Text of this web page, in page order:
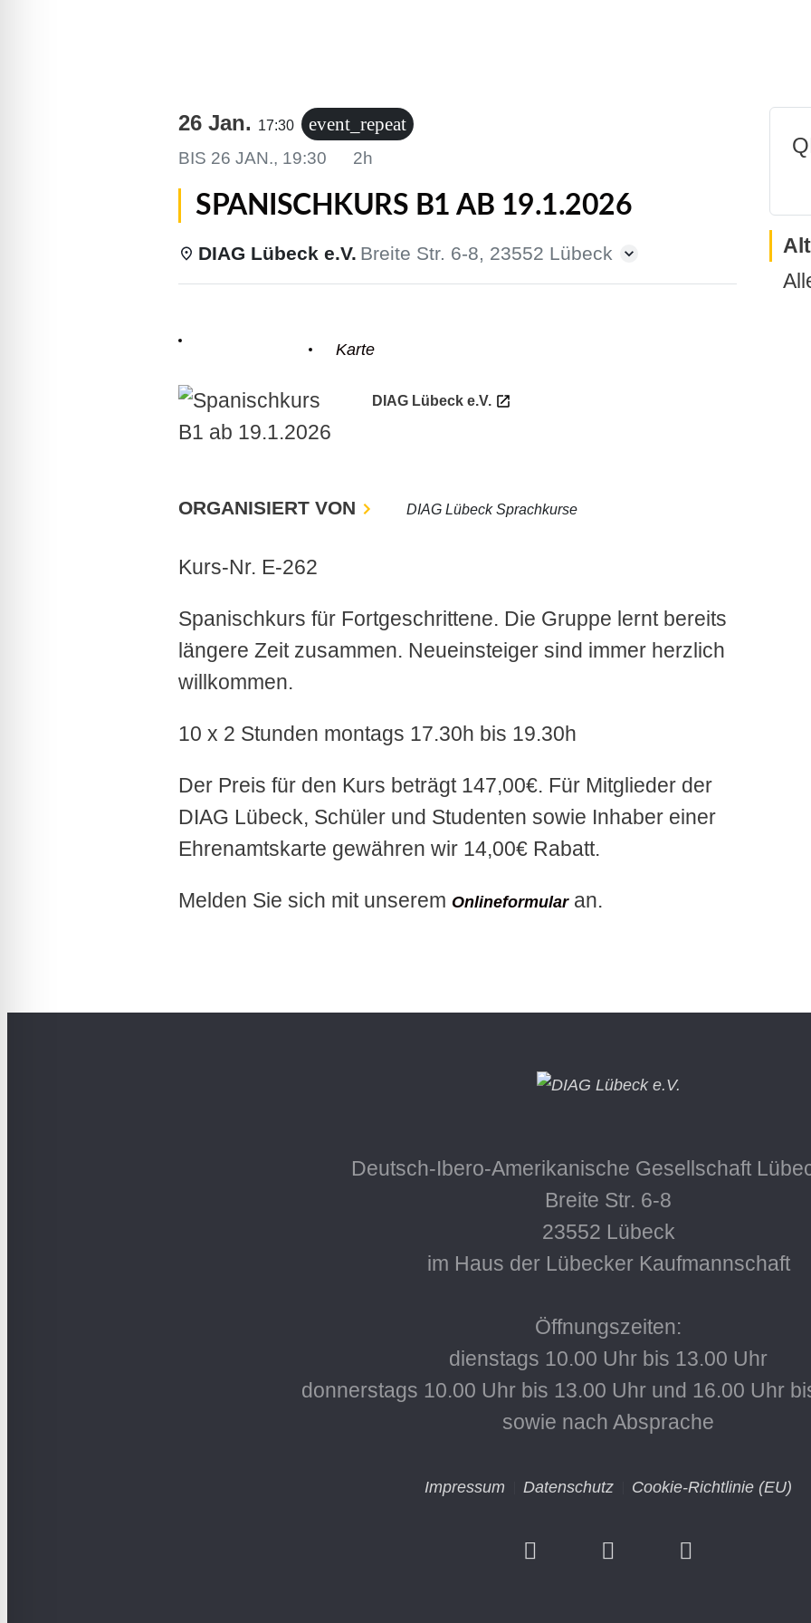
26 Jan. 17:30 event_repeat
BIS 26 JAN., 19:30 2h
SPANISCHKURS B1 AB 19.1.2026
DIAG Lübeck e.V. Breite Str. 6-8, 23552 Lübeck
Karte
DIAG Lübeck e.V.
ORGANISIERT VON DIAG Lübeck Sprachkurse
Kurs-Nr. E-262
Spanischkurs für Fortgeschrittene. Die Gruppe lernt bereits
längere Zeit zusammen. Neueinsteiger sind immer herzlich
willkommen.
10 x 2 Stunden montags 17.30h bis 19.30h
Der Preis für den Kurs beträgt 147,00€. Für Mitglieder der
DIAG Lübeck, Schüler und Studenten sowie Inhaber einer
Ehrenamtskarte gewähren wir 14,00€ Rabatt.
Melden Sie sich mit unserem Onlineformularan.
Deutsch-Ibero-Amerikanische Gesellschaft
Breite Str. 6-8
23552 Lübeck
im Haus der Lübecker Kaufmannschaft
Öffnungszeiten:
dienstags 10.00 Uhr bis 13.00 Uhr
donnerstags 10.00 Uhr bis 13.00 Uhr und 16.00 Uhr
sowie nach Absprache
Impressum Datenschutz Cookie-Richtlinie (EU)